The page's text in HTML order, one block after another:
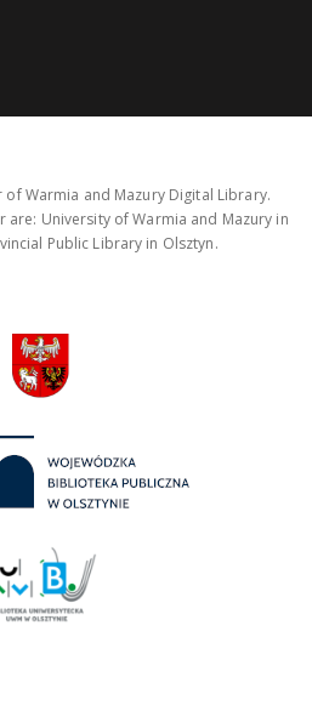
Warmia and Mazury Digital Library.
University of Warmia and Mazury in
Public Library in Olsztyn.